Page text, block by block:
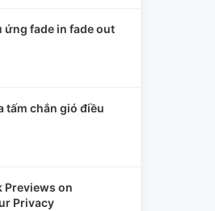
ứng fade in fade out
tấm chắn gió điều
Previews on
Privacy